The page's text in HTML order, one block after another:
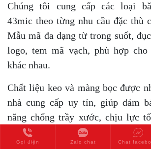
Chúng tôi cung cấp các loại
43mic theo từng nhu cầu đặc thù
Mẫu mã đa dạng từ trong suốt,
logo, tem mã vạch, phù hợp cho
khác nhau.
Chất liệu keo và màng bọc được
nhà cung cấp uy tín, giúp đảm
năng chống trầy xước, chịu lực
các ứng dụng đòi hỏi tính chuyên
cao.
Gọi điện Zalo chat Chat